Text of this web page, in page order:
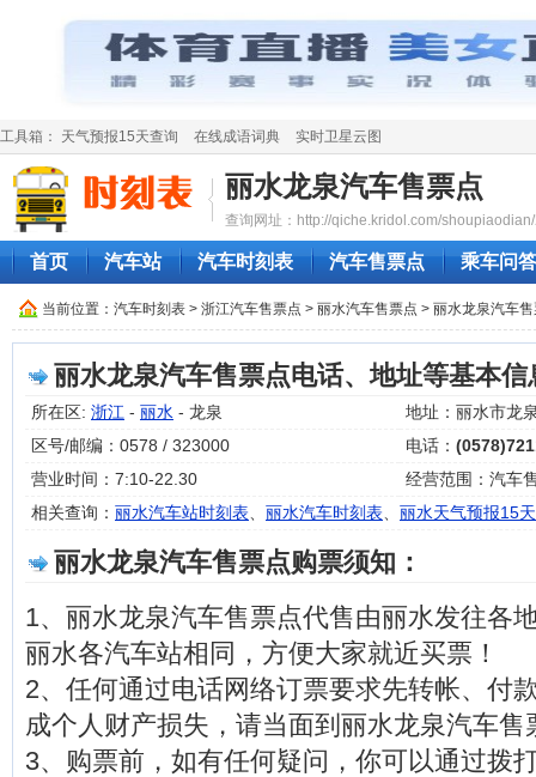
工具箱： 天气预报15天查询 在线成语词典 实时卫星云图
丽水龙泉汽车售票点
查询网址：http://qiche.kridol.com/
首页 汽车站 汽车时刻表 汽车售票点 乘车问答
当前位置： 汽车时刻表 > 浙江汽车售票点 > 丽水汽车售票点 > 丽水龙泉汽车
丽水龙泉汽车售票点电话、地址等基本信
所在区: 浙江 - 丽水 - 龙泉
地址：丽水市龙
区号/邮编：0578 / 323000
电话：
营业时间：7:10-22.30
经营范围：汽车
相关查询： 丽水汽车站时刻表 丽水汽车时刻表 丽水天气预报15天
丽水龙泉汽车售票点购票须知：
1、丽水龙泉汽车售票点代售由丽水发往各
丽水各汽车站相同，方便大家就近买票！
2、任何通过电话网络订票要求先转帐、付
成个人财产损失，请当面到丽水龙泉汽车售
3、购票前，如有任何疑问，你可以通过拨